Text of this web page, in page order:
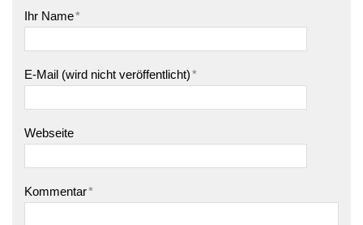
Ihr Name*
E-Mail (wird nicht veröffentlicht)*
Webseite
Kommentar*